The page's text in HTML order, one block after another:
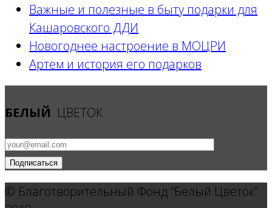
Важные и полезные в быту подарки для
Кашаровского ДДИ
Новогоднее настроение в МОЦРИ
Артем и история его подарков
БЕЛЫЙ ЦВЕТОК
© Благотворительный Фонд “Белый Цветок”